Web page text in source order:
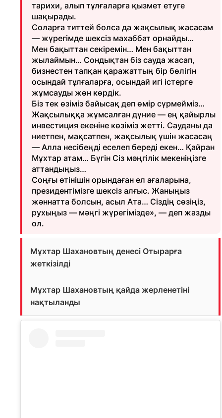
тарихи, алып тұлғаларға қызмет етуге
шақырады.
Соларға титтей болса да жақсылық жасасам
— жүрегімде шексіз махаббат орнайды…
Мен бақыттан секіремін… Мен бақыттан
жылаймын… Сондықтан біз сауда жасап,
бизнестен тапқан қаражаттың бір бөлігін
осындай тұлғаларға, осындай игі істерге
жұмсауды жөн көрдік.
Біз тек өзіміз байысақ деп өмір сүрмейміз…
Жақсылыққа жұмсалған дүние — ең қайырлы
инвестиция екеніне көзіміз жетті. Сауданы да
ниетпен, мақсатпен, жақсылық үшін жасасаң
— Алла несібеңді еселеп береді екен… Қайран
Мұхтар атам… Бүгін Сіз мәңгілік мекеніңізге
аттандыңыз…
Соңғы өтінішін орындаған ел ағаларына,
президентімізге шексіз алғыс. Жаныңыз
жәннатта болсын, асыл Ата… Сіздің сөзіңіз,
рухыңыз — мәңгі жүрегімізде», — деп жазды
ол.
Мұхтар Шахановтың денесі Отырарға
жеткізілді
Мұхтар Шахановтың қайда жерленетіні
нақтыланды